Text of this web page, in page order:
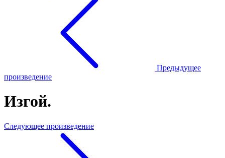
Предыдущее
произведение
Изгой.
Следующее произведение